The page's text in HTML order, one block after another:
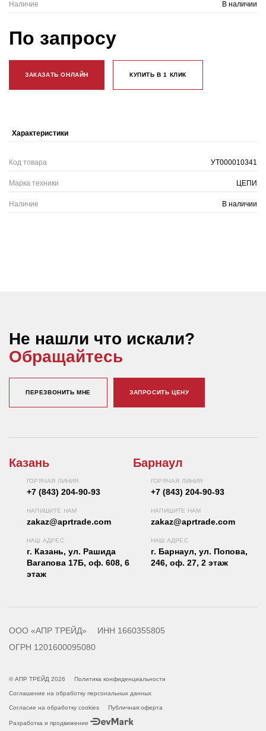
Наличие В наличии
По запросу
ЗАКАЗАТЬ ОНЛАЙН КУПИТЬ В 1 КЛИК
Характеристики
Код товара УТ000010341
Марка техники ЦЕПИ
Наличие В наличии
Не нашли что искали?
Обращайтесь
ПЕРЕЗВОНИТЬ МНЕ ЗАПРОСИТЬ ЦЕНУ
Казань
ГОРЯЧАЯ ЛИНИЯ
+7 (843) 204-90-93
НАПИШИТЕ НАМ
zakaz@aprtrade.com
НАШ АДРЕС
г. Казань, ул. Рашида
Вагапова 17Б, оф. 608, 6
этаж
Барнаул
ГОРЯЧАЯ ЛИНИЯ
+7 (843) 204-90-93
НАПИШИТЕ НАМ
zakaz@aprtrade.com
НАШ АДРЕС
г. Барнаул, ул. Попова,
246, оф. 27, 2 этаж
ООО «АПР ТРЕЙД»
ИНН 1660355805
ОГРН 1201600095080
© АПР ТРЕЙД 2026 Политика конфиденциальности
Соглашение на обработку персональных данных
Согласие на обработку cookies Публичная оферта
Разработка и продвижение